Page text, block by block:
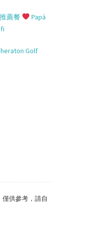
薦餐
Papà
Golf
僅供參考 ， 請自